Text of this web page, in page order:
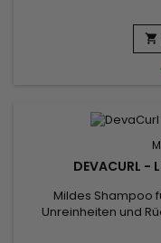

DEVACURL -
Mildes Shampoo
Unreinheiten und